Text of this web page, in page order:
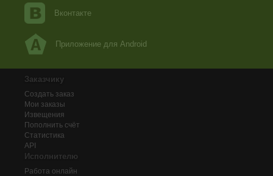
Вконтакте
Приложение для Android
Заказчику
Создать заказ
Мои заказы
Извещения
Пополнить счёт
Статистика
API
Исполнителю
Работа онлайн